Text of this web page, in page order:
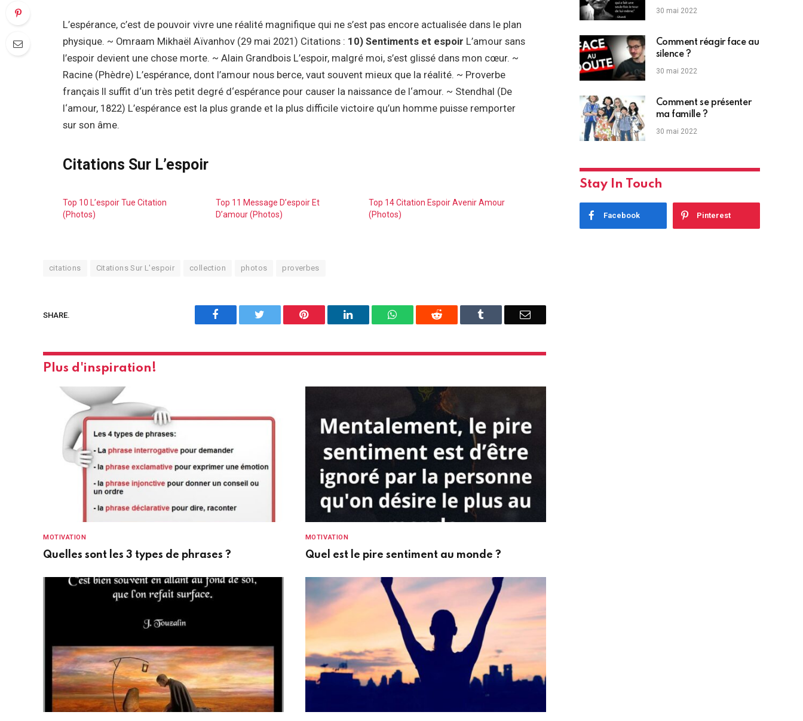
L’espérance, c’est de pouvoir vivre une réalité magnifique qui ne s’est pas encore actualisée dans le plan
physique. ~ Omraam Mikhaël Aïvanhov (29 mai 2021) Citations : 10) Sentiments et espoir L’amour sans
l’espoir devient une chose morte. ~ Alain Grandbois L’espoir, malgré moi, s’est glissé dans mon cœur. ~
Racine (Phèdre) L’espérance, dont l’amour nous berce, vaut souvent mieux que la réalité. ~ Proverbe
français Il suffit d‘un très petit degré d‘espérance pour causer la naissance de l‘amour. ~ Stendhal (De
l‘amour, 1822) L’espérance est la plus grande et la plus difficile victoire qu’un homme puisse remporter
sur son âme.
Citations Sur L’espoir
Top 10 L’espoir Tue Citation
(Photos)
Top 11 Message D’espoir Et
D’amour (Photos)
Top 14 Citation Espoir Avenir Amour
(Photos)
citations Citations Sur L'espoir collection photos proverbes
SHARE. Facebook Pinterest LinkedIn WhatsAppReddit Email
Plus d'inspiration!
MOTIVATION
Quelles sont les 3 types de phrases ?
MOTIVATION
Quel est le pire sentiment au monde ?
30 mai 2022
Comment réagir face au
silence ?
30 mai 2022
Comment se présenter
ma famille ?
30 mai 2022
Stay In Touch
Facebook Pinterest